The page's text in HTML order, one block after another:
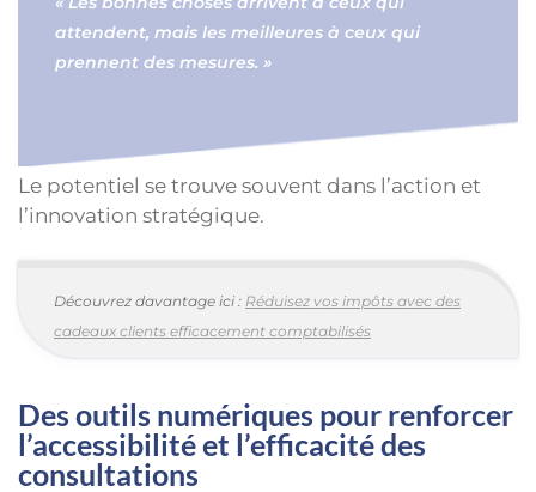
attendent, mais les meilleures à ceux qui
prennent des mesures. »
Le potentiel se trouve souvent dans l’action et
l’innovation stratégique.
Découvrez davantage ici : Réduisez vos impôts avec des
cadeaux clients efficacement comptabilisés
Des outils numériques pour renforcer
l’accessibilité et l’efficacité des
consultations